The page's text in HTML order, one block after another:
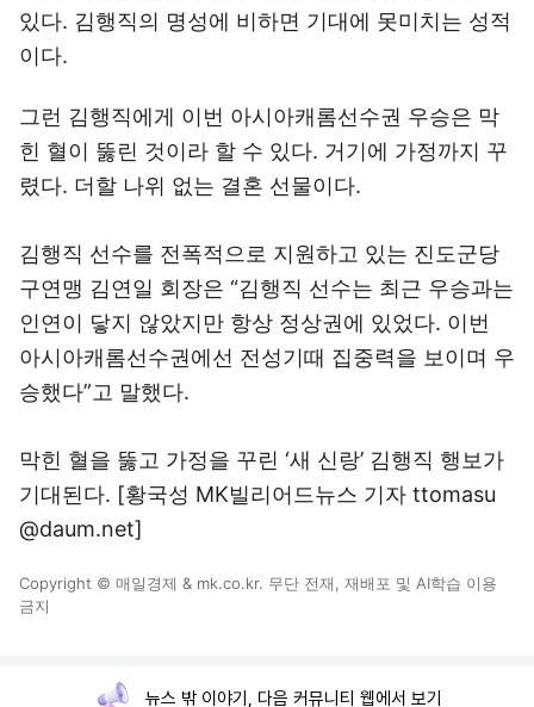
있다. 김행직의 명성에 비하면 기대에 못미치는 성적
이다.
그런 김행직에게 이번 아시아캐롬선수권 우승은 막
힌 혈이 뚫린 것이라 할 수 있다. 거기에 가정까지 꾸
렸다. 더할 나위 없는 결혼 선물이다.
김행직 선수를 전폭적으로 지원하고 있는 진도군당
구연맹 김연일 회장은 “김행직 선수는 최근 우승과는
인연이 닿지 않았지만 항상 정상권에 있었다. 이번
아시아캐롬선수권에선 전성기때 집중력을 보이며 우
승했다”고 말했다.
막힌 혈을 뚫고 가정을 꾸린 ‘새 신랑’ 김행직 행보가
기대된다. [황국성 MK빌리어드뉴스 기자 ttomasu
@daum.net]
Copyright © 매일경제 & mk.co.kr. 무단 전재, 재배포 및 AI학습 이용
금지
뉴스 밖 이야기, 다음 커뮤니티 웹에서 보기